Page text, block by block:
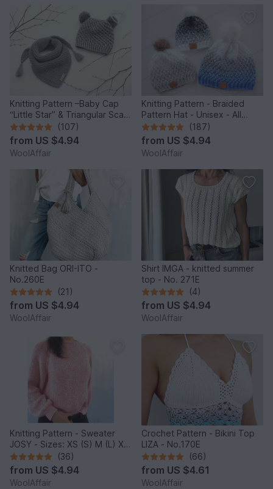
Knitting Pattern –Baby Cap
“Little Star” & Triangular Scarf
– No.192E
(107)
from US $4.94
WoolAffair
Knitting Pattern - Braided
Pattern Hat - Unisex - All
Sizes - no.153E/E
(187)
from US $4.94
WoolAffair
Knitted Bag ORI-ITO -
No.260E
(21)
from US $4.94
WoolAffair
Shirt IMGA - knitted summer
top - No. 271E
(4)
from US $4.94
WoolAffair
Knitting Pattern - Sweater
JOSY - Sizes: XS (S) M (L) XL
(2XL) - No.235E
(36)
from US $4.94
WoolAffair
Crochet Pattern - Bikini Top
LIZA - No.170E
(66)
from US $4.61
WoolAffair